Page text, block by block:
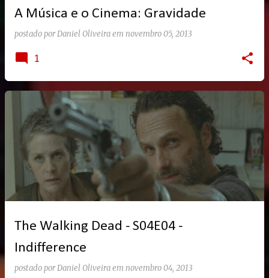
A Música e o Cinema: Gravidade
postado porDaniel Oliveiraem novembro 05, 2013
1
The Walking Dead - S04E04 -
Indifference
postado porDaniel Oliveiraem novembro 04, 2013